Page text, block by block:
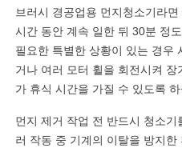
브러시 경공업용 먼지청소기라
시간 동안 계속 일한 뒤 30분 정
필요한 특별한 상황이 있는 경우
거나 여러 모터 휠을 회전시켜
가 휴식 시간을 가질 수 있도록 하
먼지 제거 작업 전 반드시 청소
러 작동 중 기계의 이탈을 방지